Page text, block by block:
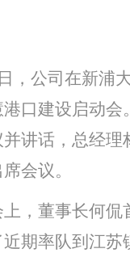
日，公司在新浦
口建设启动会
讲话，总经理
会议。
上，董事长何侃
近期率队到江苏